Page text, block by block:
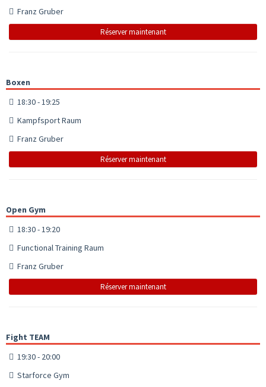
Franz Gruber
Réserver maintenant
Boxen
18:30 - 19:25
Kampfsport Raum
Franz Gruber
Réserver maintenant
Open Gym
18:30 - 19:20
Functional Training Raum
Franz Gruber
Réserver maintenant
Fight TEAM
19:30 - 20:00
Starforce Gym